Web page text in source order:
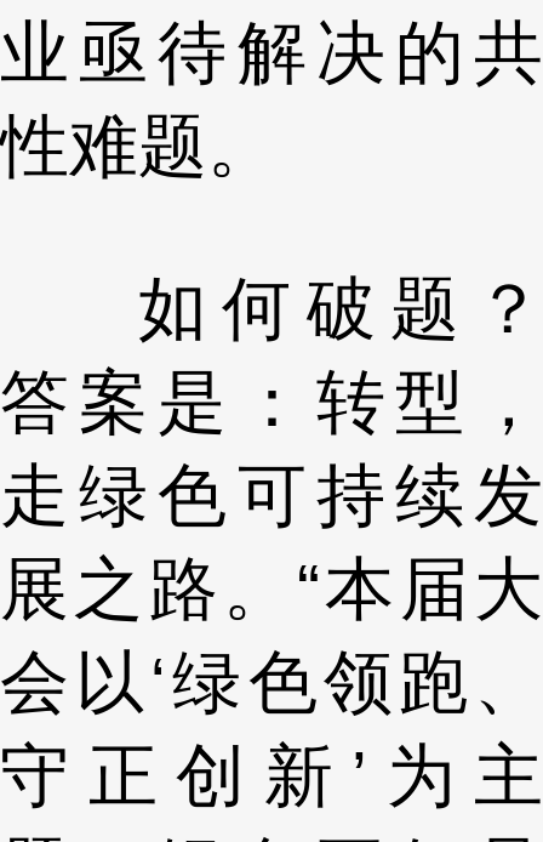
业亟待解决的共
性难题。
如何破题？
答案是：转型，
走绿色可持续发
展之路。“本届大
会以‘绿色领跑、
守正创新’为主